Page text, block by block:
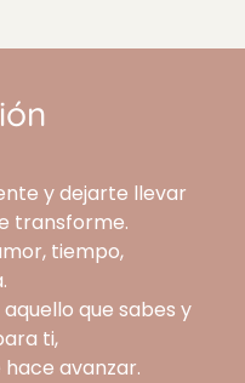
y dejarte llevar
transforme.
tiempo,
que sabes y
ti,
avanzar.